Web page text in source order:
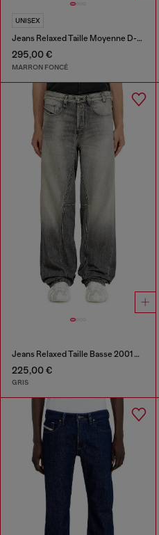
UNISEX
Jeans Relaxed Taille Moyenne D-Roder
295,00 €
MARRON FONCÉ
Jeans Relaxed Taille Basse 2001 D-Macro
225,00 €
GRIS